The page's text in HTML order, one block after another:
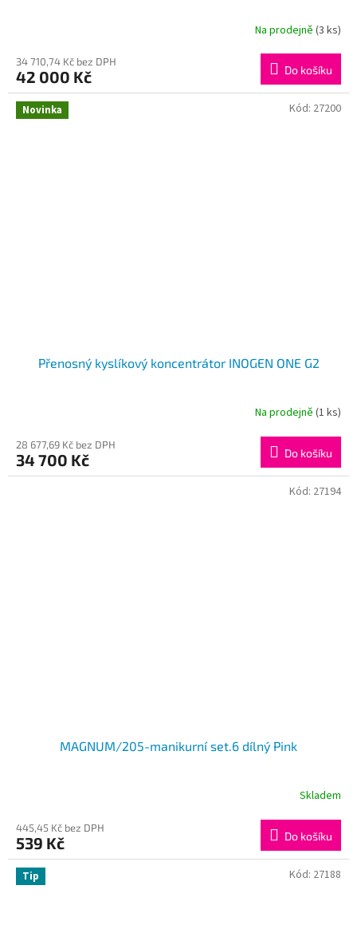
Na prodejně (3 ks)
34 710,74 Kč bez DPH
42 000 Kč Do košíku
Novinka
Přenosný kyslíkový koncentrátor INOGEN ONE G2
Na prodejně (1 ks)
28 677,69 Kč bez DPH
34 700 Kč Do košíku
Kód: 27200
MAGNUM/205-manikurní set.6 dílný Pink
Skladem
445,45 Kč bez DPH
539 Kč Do košíku
Kód: 27194
Tip Kód: 27188